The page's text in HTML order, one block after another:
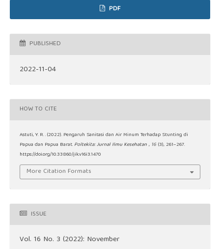
PDF
PUBLISHED
2022-11-04
HOW TO CITE
Astuti, Y. R. . (2022). Pengaruh Sanitasi dan Air Minum Terhadap Stunting di
Papua dan Papua Barat. Poltekita: Jurnal Ilmu Kesehatan , 16 (3), 261–267.
https://doi.org/10.33860/jik.v16i3.1470
More Citation Formats
ISSUE
Vol. 16 No. 3 (2022): November